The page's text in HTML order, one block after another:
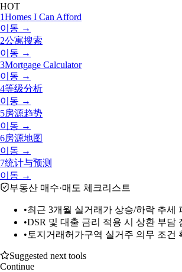
HOT
1Homes I Can Afford
이동 →
2公寓搜索
이동 →
3Mortgage Calculator
이동 →
4等级分析
이동 →
5房源趋势
이동 →
6房源地图
이동 →
7统计与预测
이동 →
부동산 매수·매도 체크리스트
•최근 3개월 실거래가 상승/하락 추세
•DSR 및 대출 금리 적용 시 상환 부담
• 토지거래허가구역 실거주 의무 조건
Suggested next tools
Continue